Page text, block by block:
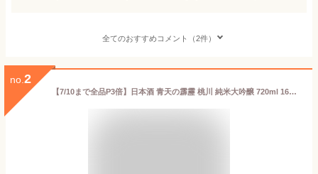
全てのおすすめコメント（2件）
no. 2
【7/10まで全品P3倍】日本酒 青天の霹靂 桃川 純米大吟醸 720ml 16度 清酒 青森県 桃川酒造 酒 長S